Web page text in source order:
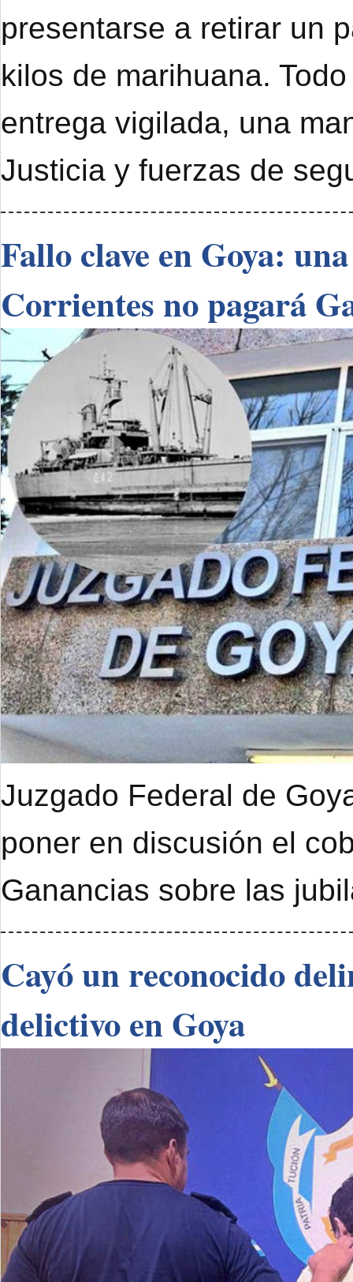
presentarse a retirar un
kilos de marihuana.
entrega vigilada, una
Justicia y fuerzas de
Fallo clave en Goya:
Corrientes no pagará
Juzgado Federal de
poner en discusión el
Ganancias sobre las
Cayó un reconocido
delictivo en Goya